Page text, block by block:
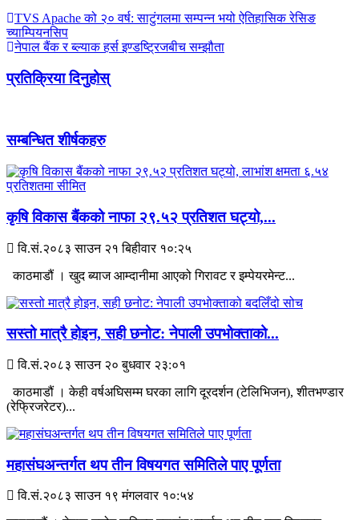
TVS Apache को २० वर्ष: साटुंगलमा सम्पन्न भयो ऐतिहासिक रेसिङ
च्याम्पियनसिप
नेपाल बैंक र ब्ल्याक हर्स इण्डष्ट्रिजबीच सम्झौता
प्रतिक्रिया दिनुहोस्
सम्बन्धित शीर्षकहरु
कृषि विकास बैंकको नाफा २९.५२ प्रतिशत घट्यो,...
वि.सं.२०८३ साउन २१ बिहीवार १०:२५
काठमाडौं । खुद ब्याज आम्दानीमा आएको गिरावट र इम्पेयरमेन्ट...
सस्तो मात्रै होइन, सही छनोट: नेपाली उपभोक्ताको...
वि.सं.२०८३ साउन २० बुधवार २३:०१
काठमाडौं । केही वर्षअघिसम्म घरका लागि दूरदर्शन (टेलिभिजन), शीतभण्डार
(रेफ्रिजरेटर)...
महासंघअन्तर्गत थप तीन विषयगत समितिले पाए पूर्णता
वि.सं.२०८३ साउन १९ मंगलवार १०:५४